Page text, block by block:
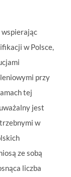
wspierając
w Polsce,
przy
tej
jest
w
ze sobą
liczba